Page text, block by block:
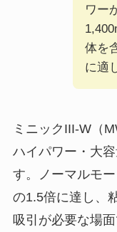
ワー
体を
に適
ミニックIII-W（
ハイパワー・大
す。ノーマルモ
の1.5倍に達し、
吸引が必要な場